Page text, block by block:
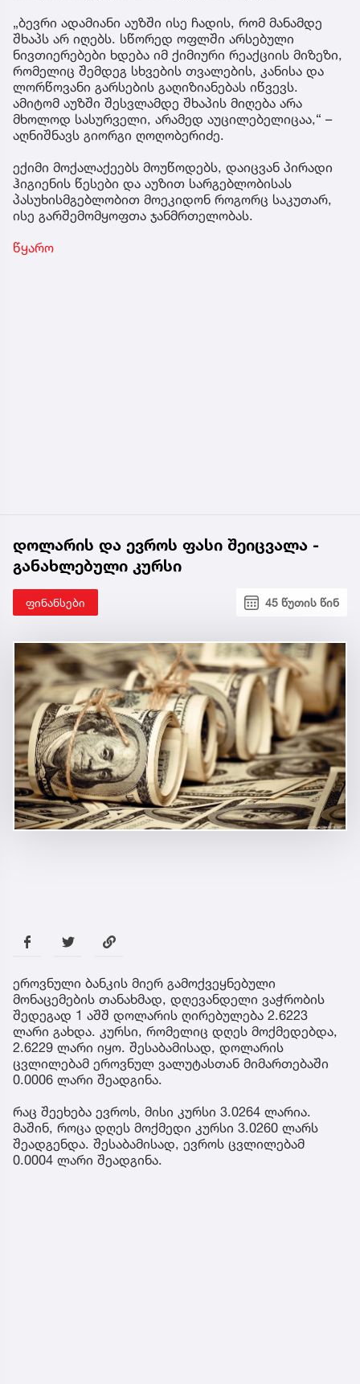
„ბევრი ადამიანი აუზში ისე ჩადის, რომ მანამდე
შხაპს არ იღებს. სწორედ ოფლში არსებული
ნივთიერებები ხდება იმ ქიმიური რეაქციის მიზეზი,
რომელიც შემდეგ სხვების თვალების, კანისა და
ლორწოვანი გარსების გაღიზიანებას იწვევს.
ამიტომ აუზში შესვლამდე შხაპის მიღება არა
მხოლოდ სასურველი, არამედ აუცილებელიცაა,“ –
აღნიშნავს გიორგი ღოღობერიძე.
ექიმი მოქალაქეებს მოუწოდებს, დაიცვან პირადი
ჰიგიენის წესები და აუზით სარგებლობისას
პასუხისმგებლობით მოეკიდონ როგორც საკუთარ,
ისე გარშემომყოფთა ჯანმრთელობას.
წყარო
დოლარის და ევროს ფასი შეიცვალა -
განახლებული კურსი
ფინანსები 45 წუთის წინ
ეროვნული ბანკის მიერ გამოქვეყნებული
მონაცემების თანახმად, დღევანდელი ვაჭრობის
შედეგად 1 აშშ დოლარის ღირებულება 2.6223
ლარი გახდა. კურსი, რომელიც დღეს მოქმედებდა,
2.6229 ლარი იყო. შესაბამისად, დოლარის
ცვლილებამ ეროვნულ ვალუტასთან მიმართებაში
0.0006 ლარი შეადგინა.
რაც შეეხება ევროს, მისი კურსი 3.0264 ლარია.
მაშინ, როცა დღეს მოქმედი კურსი 3.0260 ლარს
შეადგენდა. შესაბამისად, ევროს ცვლილებამ
0.0004 ლარი შეადგინა.